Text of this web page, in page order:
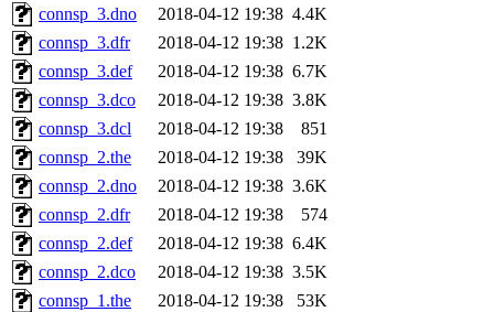
connsp_3.dno
2018-04-12 19:38 4.4K
connsp_3.dfr
2018-04-12 19:38 1.2K
connsp_3.def
2018-04-12 19:38 6.7K
connsp_3.dco
2018-04-12 19:38 3.8K
connsp_3.dcl
2018-04-12 19:38
851
connsp_2.the
2018-04-12 19:38
39K
connsp_2.dno
2018-04-12 19:38 3.6K
connsp_2.dfr
2018-04-12 19:38
574
connsp_2.def
2018-04-12 19:38 6.4K
connsp_2.dco
2018-04-12 19:38 3.5K
connsp_1.the
2018-04-12 19:38
53K